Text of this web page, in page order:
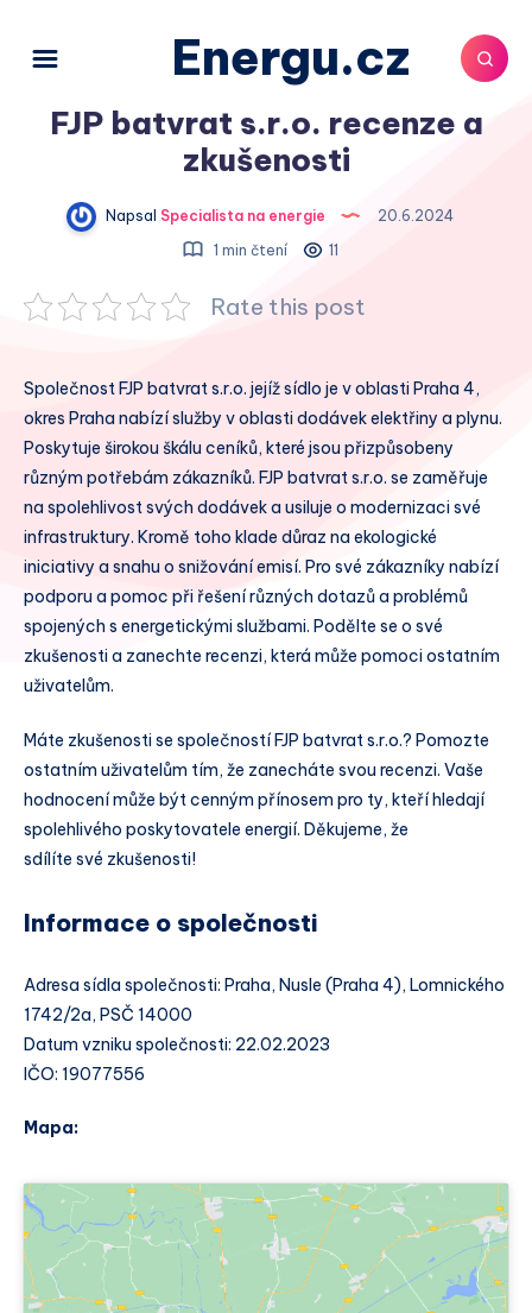
Energu.cz
FJP batvrat s.r.o. recenze a
zkušenosti
Napsal Specialista na energie
20.6.2024
1 min čtení
11
Rate this post
Společnost FJP batvrat s.r.o. jejíž sídlo je v oblasti Praha 4,
okres Praha nabízí služby v oblasti dodávek elektřiny a plynu.
Poskytuje širokou škálu ceníků, které jsou přizpůsobeny
různým potřebám zákazníků. FJP batvrat s.r.o. se zaměřuje
na spolehlivost svých dodávek a usiluje o modernizaci své
infrastruktury. Kromě toho klade důraz na ekologické
iniciativy a snahu o snižování emisí. Pro své zákazníky nabízí
podporu a pomoc při řešení různých dotazů a problémů
spojených s energetickými službami. Podělte se o své
zkušenosti a zanechte recenzi, která může pomoci ostatním
uživatelům.
Máte zkušenosti se společností FJP batvrat s.r.o.? Pomozte
ostatním uživatelům tím, že zanecháte svou recenzi. Vaše
hodnocení může být cenným přínosem pro ty, kteří hledají
spolehlivého poskytovatele energií. Děkujeme, že
sdílíte své zkušenosti!
Informace o společnosti
Adresa sídla společnosti: Praha, Nusle (Praha 4), Lomnického
1742/2a, PSČ 14000
Datum vzniku společnosti: 22.02.2023
IČO: 19077556
Mapa: